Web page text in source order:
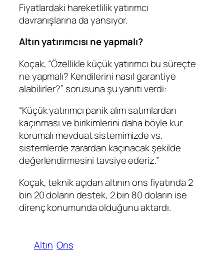
Fiyatlardaki hareketlilik yatırımcı
davranışlarına da yansıyor.
Altın yatırımcısı ne yapmalı?
Koçak, “Özellikle küçük yatırımcı bu süreçte
ne yapmalı? Kendilerini nasıl garantiye
alabilirler?” sorusuna şu yanıtı verdi:
“Küçük yatırımcı panik alım satımlardan
kaçınması ve birikimlerini daha böyle kur
korumalı mevduat sistemimizde vs.
sistemlerde zarardan kaçınacak şekilde
değerlendirmesini tavsiye ederiz.”
Koçak, teknik açıdan altının ons fiyatında 2
bin 20 doların destek, 2 bin 80 doların ise
direnç konumunda olduğunu aktardı.
Altın Ons